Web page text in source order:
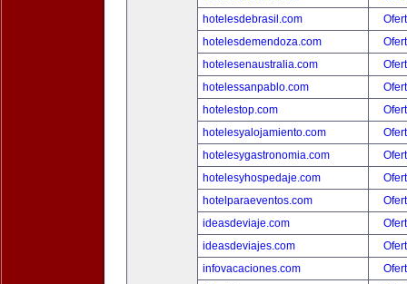
hotelesdebrasil.com
hotelesdemendoza.com
hotelesenaustralia.com
hotelessanpablo.com
hotelestop.com
hotelesyalojamiento.com
hotelesygastronomia.com
hotelesyhospedaje.com
hotelparaeventos.com
ideasdeviaje.com
ideasdeviajes.com
infovacaciones.com